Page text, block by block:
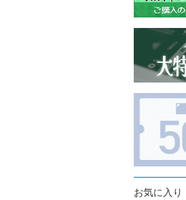
お気に入り